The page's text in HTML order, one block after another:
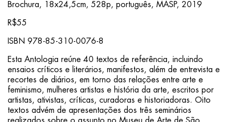
Brochura, 18x24,5cm, 528p, português, MASP, 2019
R$55
ISBN 978-85-310-0076-8
Esta Antologia reúne 40 textos de referência, incluindo
ensaios críticos e literários, manifestos, além de entrevista e
recortes de diários, em torno das relações entre arte e
feminismo, mulheres artistas e história da arte, escritos por
artistas, ativistas, críticas, curadoras e historiadoras. Oito
textos advém de apresentações dos três seminários